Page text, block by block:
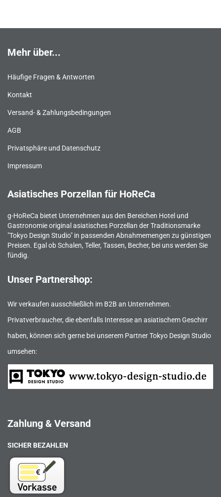
Mehr über...
Häufige Fragen & Antworten
Kontakt
Versand- & Zahlungsbedingungen
AGB
Privatsphäre und Datenschutz
Impressum
Asiatisches Porzellan für HoReCa
g-HoReCa bietet Unternehmen aus den Bereichen Hotel und
Gastronomie original asiatisches Porzellan der Traditionsmarke
"Tokyo Design Studio" in passenden Abnahmemengen zu günstigen
Preisen. Egal ob Schalen, Teller, Tassen, Becher, bei uns werden Sie
fündig.
Unser Partnershop:
Wir verkaufen ausschließlich im B2B an Unternehmen.
Privatverbraucher, die ebenfalls Interesse an asiatischem Geschirr
haben, können sich gerne bei unserem Partner Tokyo Design Studio
umsehen:
Zahlung & Versand
SICHER BEZAHLEN